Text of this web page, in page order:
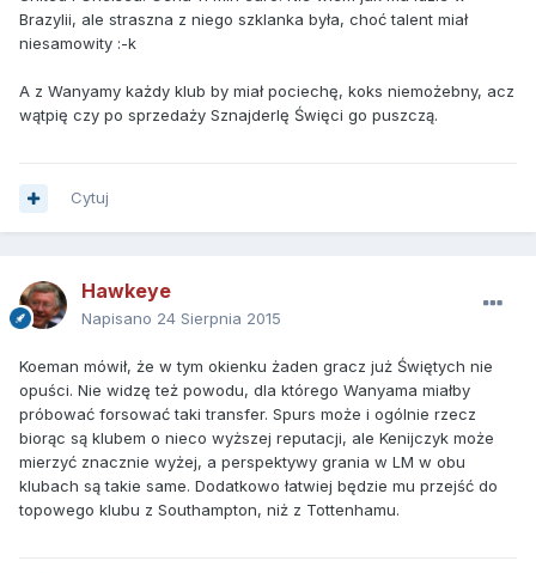
Brazylii, ale straszna z niego szklanka była, choć talent miał
niesamowity :-k
A z Wanyamy każdy klub by miał pociechę, koks niemożebny, acz
wątpię czy po sprzedaży Sznajderlę Święci go puszczą.
Cytuj
Hawkeye
Napisano 24 Sierpnia 2015
Koeman mówił, że w tym okienku żaden gracz już Świętych nie
opuści. Nie widzę też powodu, dla którego Wanyama miałby
próbować forsować taki transfer. Spurs może i ogólnie rzecz
biorąc są klubem o nieco wyższej reputacji, ale Kenijczyk może
mierzyć znacznie wyżej, a perspektywy grania w LM w obu
klubach są takie same. Dodatkowo łatwiej będzie mu przejść do
topowego klubu z Southampton, niż z Tottenhamu.